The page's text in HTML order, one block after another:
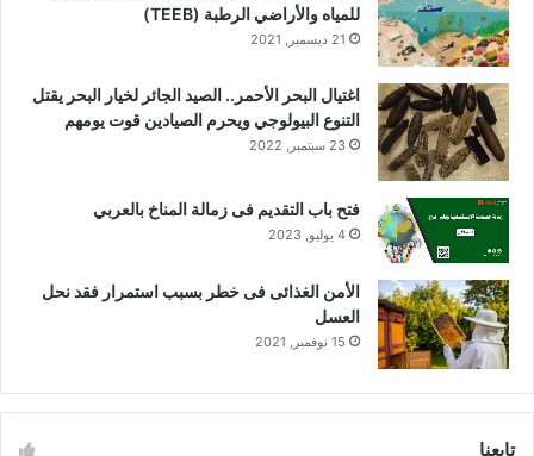
للمياه والأراضي الرطبة (TEEB)
21 ديسمبر, 2021
اغتيال البحر الأحمر.. الصيد الجائر لخيار البحر يقتل
التنوع البيولوجي ويحرم الصيادين قوت يومهم
23 سبتمبر, 2022
فتح باب التقديم فى زمالة المناخ بالعربي
4 يوليو, 2023
الأمن الغذائى فى خطر بسبب استمرار فقد نحل
العسل
15 نوفمبر, 2021
تابعنا